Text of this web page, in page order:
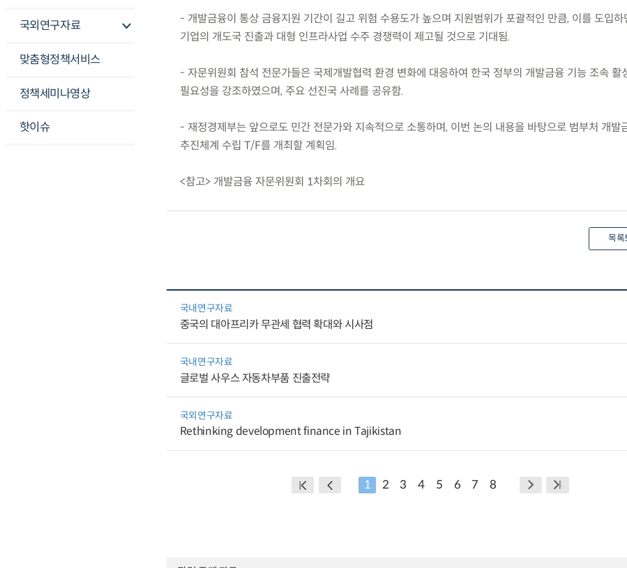
국외연구자료
맞춤형정책서비스
정책세미나영상
핫이슈
- 개발금융이 통상 금융지원 기간이 길고 위험 수용도가 높으며 지원범위가 포괄적인 만큼, 이를 도입하
기업의 개도국 진출과 대형 인프라사업 수주 경쟁력이 제고될 것으로 기대됨.
- 자문위원회 참석 전문가들은 국제개발협력 환경 변화에 대응하여 한국 정부의 개발금융 기능 조속 활
필요성을 강조하였으며, 주요 선진국 사례를 공유함.
- 재정경제부는 앞으로도 민간 전문가와 지속적으로 소통하며, 이번 논의 내용을 바탕으로 범부처 개발
추진체계 수립 T/F를 개최할 계획임.
<참고> 개발금융 자문위원회 1차회의 개요
목록
국내연구자료
중국의 대아프리카 무관세 협력 확대와 시사점
국내연구자료
글로벌 사우스 자동차부품 진출전략
국외연구자료
Rethinking development finance in Tajikistan
1 2 3 4 5 6 7 8